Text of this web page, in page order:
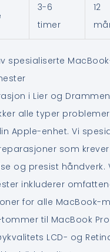
3-6
timer
12
spesialiserte
i Lier og
alle typer
Apple-enhet. Vi
som
og presist håndverk.
inkluderer
for alle MacBook-
tommer til MacBook
LCD- og